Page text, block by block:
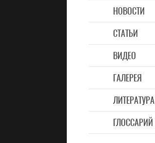
НОВОСТИ
СТАТЬИ
ВИДЕО
ГАЛЕРЕЯ
ЛИТЕРАТУРА
ГЛОССАРИЙ